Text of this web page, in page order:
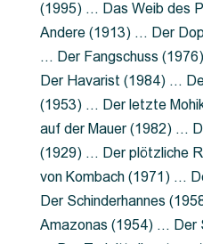
(1995) … Das Weib des
Andere (1913) … Der
… Der Fangschuss
Der Havarist (1984) …
(1953) … Der letzte
auf der Mauer (1982) …
(1929) … Der plötzliche
von Kombach (1971) …
Der Schinderhannes
Amazonas (1954) … Der